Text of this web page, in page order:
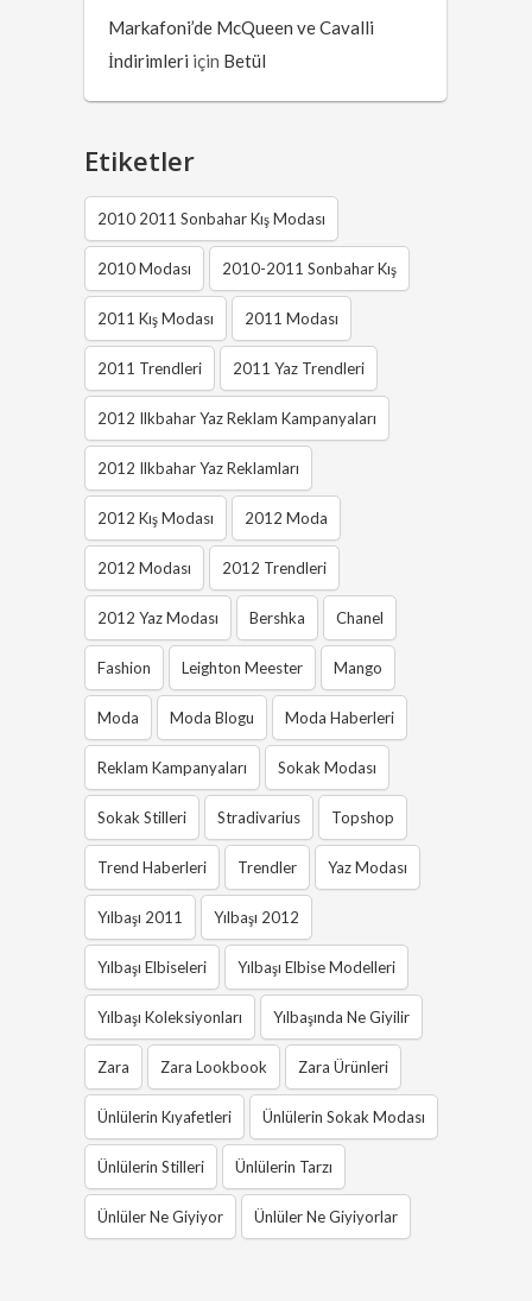
Markafoni’de McQueen ve Cavalli
İndirimleri için Betül
Etiketler
2010 2011 Sonbahar Kış Modası
2010 Modası 2010-2011 Sonbahar Kış
2011 Kış Modası 2011 Modası
2011 Trendleri 2011 Yaz Trendleri
2012 Ilkbahar Yaz Reklam Kampanyaları
2012 Ilkbahar Yaz Reklamları
2012 Kış Modası 2012 Moda
2012 Modası 2012 Trendleri
2012 Yaz Modası Bershka Chanel
Fashion Leighton Meester Mango
Moda Moda Blogu Moda Haberleri
Reklam Kampanyaları Sokak Modası
Sokak Stilleri Stradivarius Topshop
Trend Haberleri Trendler Yaz Modası
Yılbaşı 2011 Yılbaşı 2012
Yılbaşı Elbiseleri Yılbaşı Elbise Modelleri
Yılbaşı Koleksiyonları Yılbaşında Ne Giyilir
Zara Zara Lookbook Zara Ürünleri
Ünlülerin Kıyafetleri Ünlülerin Sokak Modası
Ünlülerin Stilleri Ünlülerin Tarzı
Ünlüler Ne Giyiyor Ünlüler Ne Giyiyorlar